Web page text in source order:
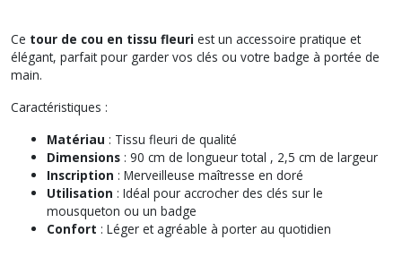
Ce tour de cou en tissu fleuri est un accessoire pratique et
élégant, parfait pour garder vos clés ou votre badge à portée de
main.
Caractéristiques :
Matériau : Tissu fleuri de qualité
Dimensions : 90 cm de longueur total , 2,5 cm de largeur
Inscription : Merveilleuse maîtresse en doré
Utilisation : Idéal pour accrocher des clés sur le
mousqueton ou un badge
Confort : Léger et agréable à porter au quotidien